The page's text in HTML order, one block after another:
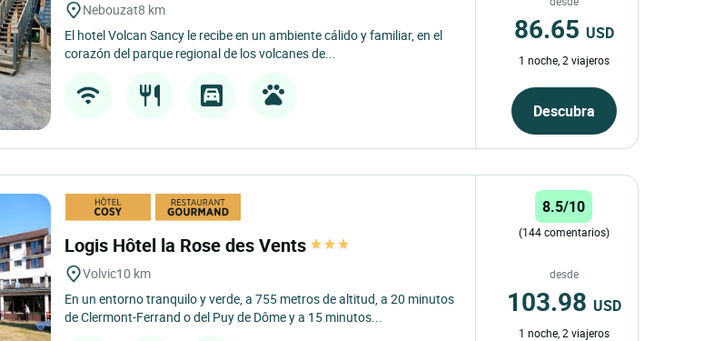
Nebouzat8 km
El hotel Volcan Sancy le recibe en un ambiente cálido y familiar, en el
corazón del parque regional de los volcanes de...
86.65 USD
1 noche, 2 viajeros
Descubra
Logis Hôtel la Rose des Vents
Volvic10 km
En un entorno tranquilo y verde, a 755 metros de altitud, a 20 minutos
de Clermont-Ferrand o del Puy de Dôme y a 15 minutos...
8.5/10
(144 comentarios)
desde
103.98 USD
1 noche, 2 viajeros